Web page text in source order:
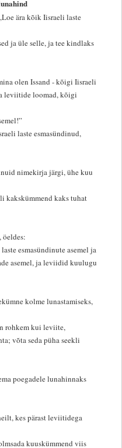
ära kõik Iisraeli laste
ja üle selle, ja tee kindlaks
olen Issand - kõigi Iisraeli
leviitide loomad, kõigi
laste esmasündinud,
nimekirja järgi, ühe kuu
kakskümmend kaks tuhat
öeldes:
esmasündinute asemel ja
asemel, ja leviidid kuulugu
kolme lunastamiseks,
rohkem kui leviite,
võta seda püha seekli
poegadele lunahinnaks
kes pärast leviitidega
kuuskümmend viis